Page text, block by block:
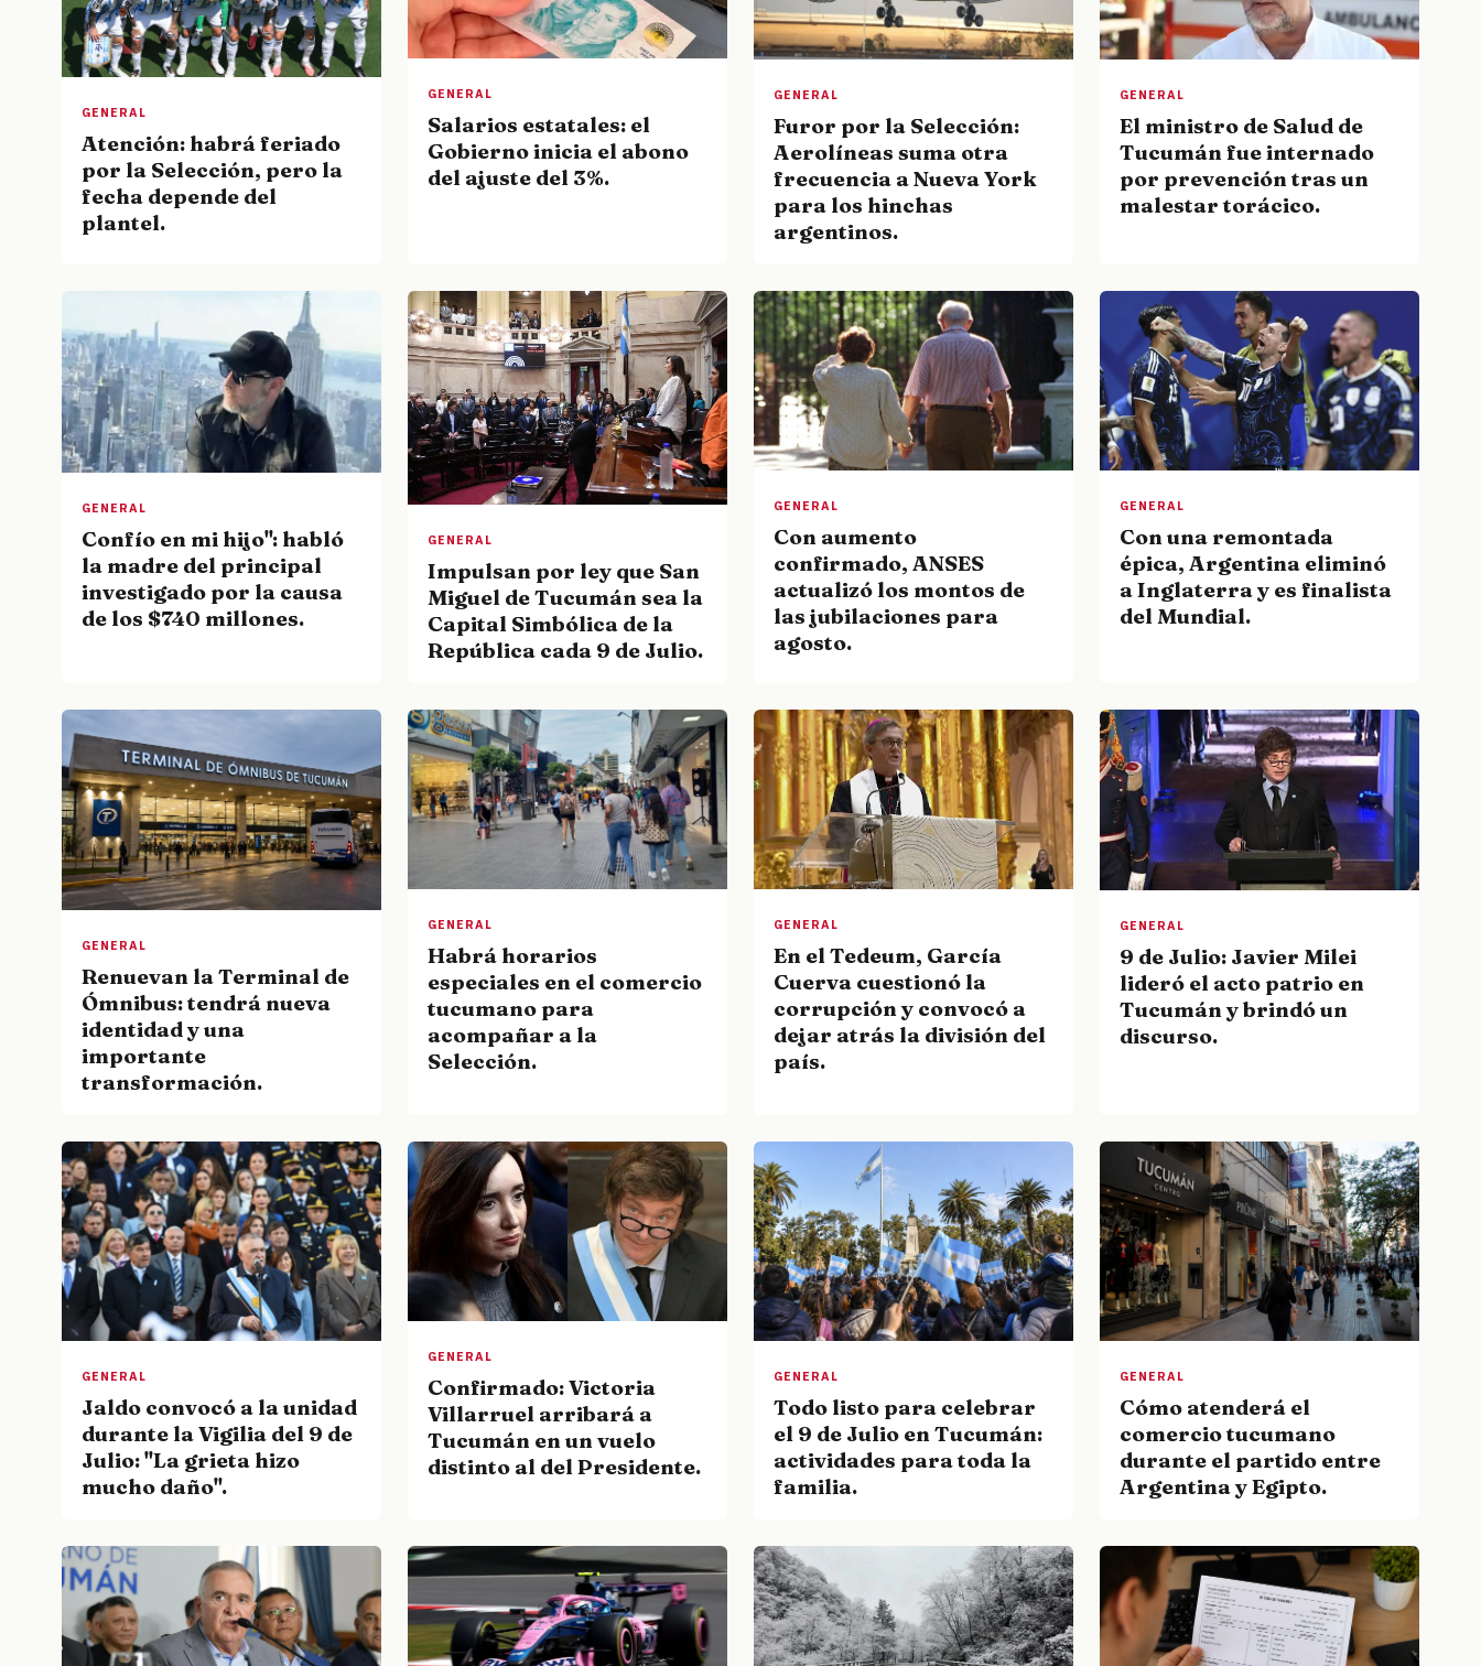
GENERAL
Atención: habrá feriado
por la Selección, pero la
fecha depende del
plantel.
GENERAL
Salarios estatales: el
Gobierno inicia el abono
del ajuste del 3%.
GENERAL
Furor por la Selección:
Aerolíneas suma otra
frecuencia a Nueva York
para los hinchas
argentinos.
GENERAL
El ministro de Salud de
Tucumán fue internado
por prevención tras un
malestar torácico.
GENERAL
Confío en mi hijo": habló
la madre del principal
investigado por la causa
de los $740 millones.
GENERAL
Impulsan por ley que San
Miguel de Tucumán sea la
Capital Simbólica de la
República cada 9 de Julio.
GENERAL
Con aumento
confirmado, ANSES
actualizó los montos de
las jubilaciones para
agosto.
GENERAL
Con una remontada
épica, Argentina eliminó
a Inglaterra y es finalista
del Mundial.
GENERAL
Renuevan la Terminal de
Ómnibus: tendrá nueva
identidad y una
importante
transformación.
GENERAL
Habrá horarios
especiales en el comercio
tucumano para
acompañar a la
Selección.
GENERAL
En el Tedeum, García
Cuerva cuestionó la
corrupción y convocó a
dejar atrás la división del
país.
GENERAL
9 de Julio: Javier Milei
lideró el acto patrio en
Tucumán y brindó un
discurso.
GENERAL
Jaldo convocó a la unidad
durante la Vigilia del 9 de
Julio: "La grieta hizo
mucho daño".
GENERAL
Confirmado: Victoria
Villarruel arribará a
Tucumán en un vuelo
distinto al del Presidente.
GENERAL
Todo listo para celebrar
el 9 de Julio en Tucumán:
actividades para toda la
familia.
GENERAL
Cómo atenderá el
comercio tucumano
durante el partido entre
Argentina y Egipto.